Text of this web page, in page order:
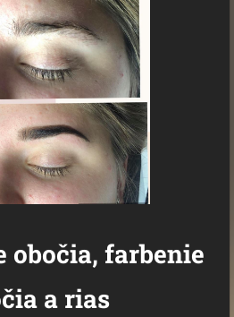
obočia, farbenie
a rias